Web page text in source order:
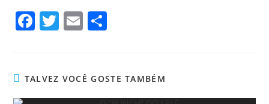
Fa
ok
T
er
E
TALVEZ VOCÊ GOSTE TAMBÉM